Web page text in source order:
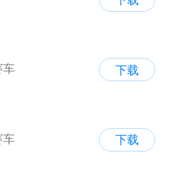
车
下载
车
下载